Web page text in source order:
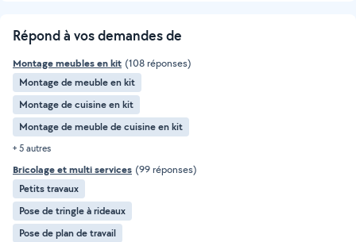
Répond à vos demandes de
Montage meubles en kit (108 réponses)
Montage de meuble en kit
Montage de cuisine en kit
Montage de meuble de cuisine en kit
+ 5 autres
Bricolage et multi services (99 réponses)
Petits travaux
Pose de tringle à rideaux
Pose de plan de travail